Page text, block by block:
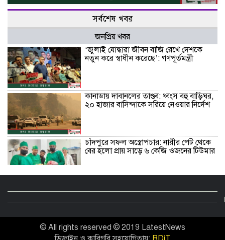
সর্বশেষ খবর
জনপ্রিয় খবর
‘জুলাই যোদ্ধারা জীবন বাজি রেখে দেশকে
নতুন করে স্বাধীন করেছে’: গণপূর্তমন্ত্রী
কানাডায় দাবানলের তাণ্ডব: ধ্বংস বহু বাড়িঘর,
২০ হাজার বাসিন্দাকে সরিয়ে নেওয়ার নির্দেশ
চাঁদপুরে সফল অস্ত্রোপচার: নারীর পেট থেকে
বের হলো প্রায় সাড়ে ৬ কেজি ওজনের টিউমার
বরিশালে লাল ফিতা কেটে বাঁশের সাঁকো
রোমে বিমানের উড়োজাহাজ গ্রাউন্ডেড: ৪টি
© All rights reserved © 2019 LatestNews